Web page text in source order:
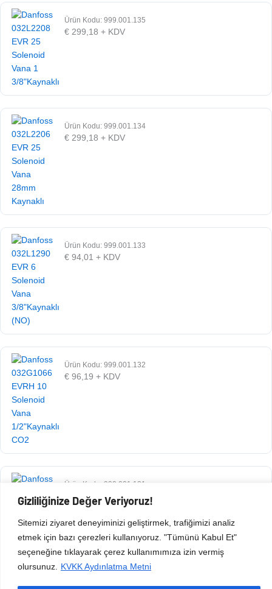
Gizliliğinize Değer Veriyoruz!
Sitemizi ziyaret deneyiminizi geliştirmek, trafiğimizi analiz
etmek için bazı çerezleri kullanıyoruz. "Tümünü Kabul Et"
seçeneğine tıklayarak çerez kullanımımıza izin vermiş
olursunuz.
KVKK Aydınlatma Metni
Ürün Kodu: 999.001.135
€ 299,18 + KDV
Ürün Kodu: 999.001.134
€ 299,18 + KDV
Ürün Kodu: 999.001.133
€ 94,01 + KDV
Ürün Kodu: 999.001.132
€ 96,19 + KDV
Ürün Kodu: 999.001.131
70,75 + KDV